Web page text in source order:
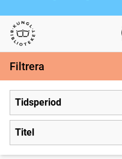
Svenska tidningar
Filtrera
Tidsperiod
Titel